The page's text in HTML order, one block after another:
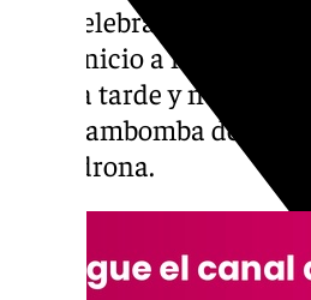
Una celebración que,
daba inicio a mediodía
toda la tarde y noche
de la zambomba de
dj Madrona.